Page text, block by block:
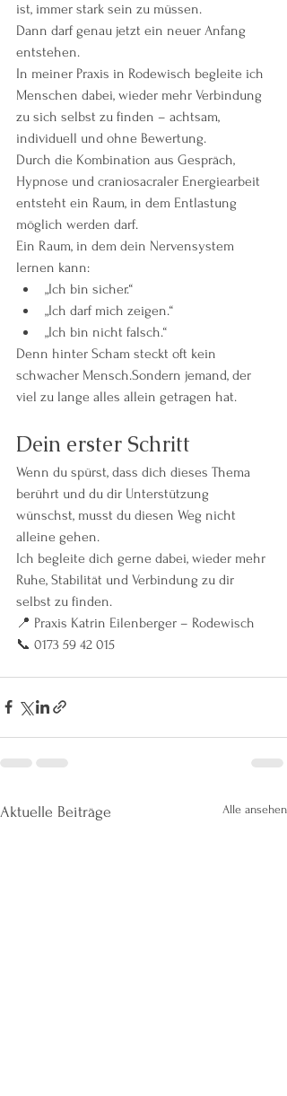
ist, immer stark sein zu müssen.
Dann darf genau jetzt ein neuer Anfang
entstehen.
In meiner Praxis in Rodewisch begleite ich
Menschen dabei, wieder mehr Verbindung
zu sich selbst zu finden – achtsam,
individuell und ohne Bewertung.
Durch die Kombination aus Gespräch,
Hypnose und craniosacraler Energiearbeit
entsteht ein Raum, in dem Entlastung
möglich werden darf.
Ein Raum, in dem dein Nervensystem
lernen kann:
„Ich bin sicher.“
„Ich darf mich zeigen.“
„Ich bin nicht falsch.“
Denn hinter Scham steckt oft kein
schwacher Mensch.Sondern jemand, der
viel zu lange alles allein getragen hat.
Dein erster Schritt
Wenn du spürst, dass dich dieses Thema
berührt und du dir Unterstützung
wünschst, musst du diesen Weg nicht
alleine gehen.
Ich begleite dich gerne dabei, wieder mehr
Ruhe, Stabilität und Verbindung zu dir
selbst zu finden.
📍 Praxis Katrin Eilenberger – Rodewisch
📞 0173 59 42 015
Aktuelle Beiträge Alle ansehen